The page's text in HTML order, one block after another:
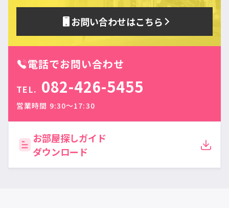
お問い合わせはこちら
電話でお問い合わせ
TEL. 082-426-5455
営業時間 9:30〜17:30
お部屋探しガイド
ダウンロード